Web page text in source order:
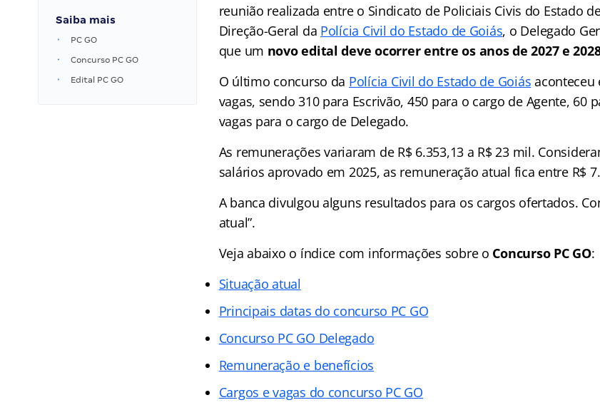
Saiba mais
PC GO
Concurso PC GO
Edital PC GO
reunião realizada entre o Sindicato de Policiais Civis do Estado
Direção-Geral da Polícia Civil do Estado de Goiás, o Delegado
que um novo edital deve ocorrer entre os anos de 2027 e
O último concurso da Polícia Civil do Estado de Goiás aconteceu
vagas, sendo 310 para Escrivão, 450 para o cargo de Agente, 60
vagas para o cargo de Delegado.
As remunerações variaram de R$ 6.353,13 a R$ 23 mil.
salários aprovado em 2025, as remuneração atual fica entre R$
A banca divulgou alguns resultados para os cargos ofertados.
atual”.
Veja abaixo o índice com informações sobre o Concurso PC GO:
Situação atual
Principais datas do concurso PC GO
Concurso PC GO Delegado
Remuneração e benefícios
Cargos e vagas do concurso PC GO